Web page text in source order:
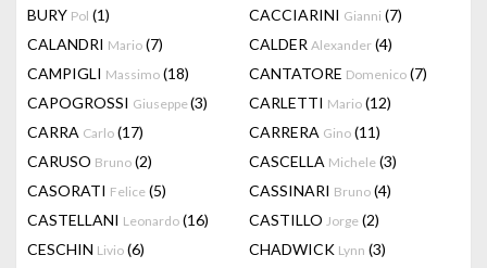
BURY Pol (1) CACCIARINI Gianni (7)
CALANDRI Mario (7) CALDER Alexander (4)
CAMPIGLI Massimo (18) CANTATORE Domenico (7)
CAPOGROSSI Giuseppe(3) CARLETTI Mario (12)
CARRA Carlo (17) CARRERA Gino (11)
CARUSO Bruno (2) CASCELLA Michele (3)
CASORATI Felice (5) CASSINARI Bruno (4)
CASTELLANI Leonardo (16) CASTILLO Jorge (2)
CESCHIN Livio (6) CHADWICK Lynn (3)